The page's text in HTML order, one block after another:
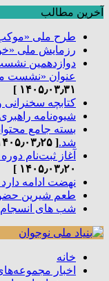
آخرین مطالب
طرح ملی
رزمایش ملی
دوازدهمین
عنوان «نشست
۱۴۰۵٫۰۳٫۳۱ ]
کتابچه
شیوه‌نامه
بسته جامع
شد.[ ۱۴۰۵٫۰۳٫۲۵ ]
آغاز ثبت‌نام
۱۴۰۵٫۰۳٫۲۰ ]
نهضت ادامه
طعم شیرین
شب های
خانه
اخبار